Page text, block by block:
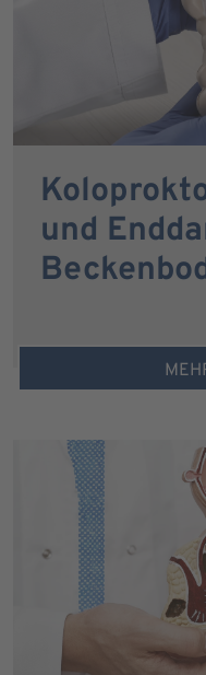
und